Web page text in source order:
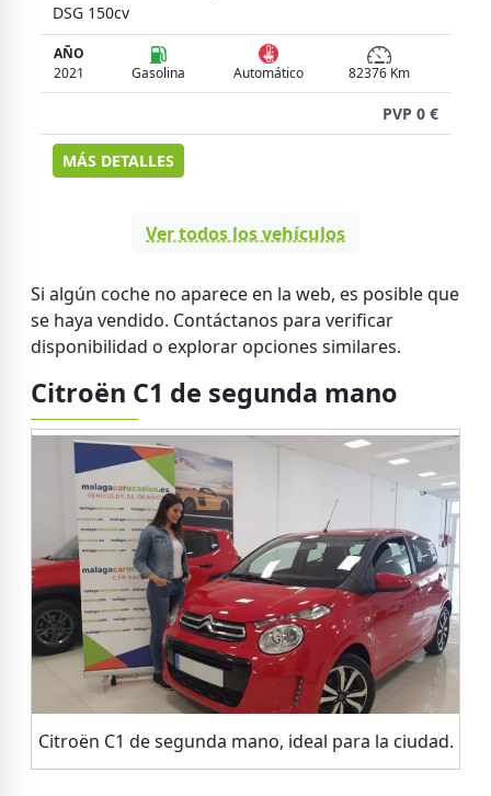
DSG 150cv
AÑO
2021
Gasolina Automático 82376 Km
PVP 0 €
MÁS DETALLES
Ver todos los vehículos
Si algún coche no aparece en la web, es posible que
se haya vendido. Contáctanos para verificar
disponibilidad o explorar opciones similares.
Citroën C1 de segunda mano
Citroën C1 de segunda mano, ideal para la ciudad.